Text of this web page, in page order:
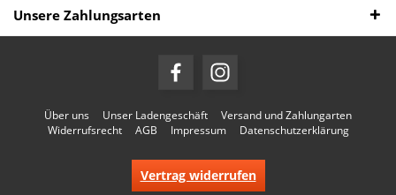
Unsere Zahlungsarten
Über uns Unser Ladengeschäft
Versand und Zahlungarten
Widerrufsrecht
AGB Impressum Datenschutzerklärung
Vertrag widerrufen